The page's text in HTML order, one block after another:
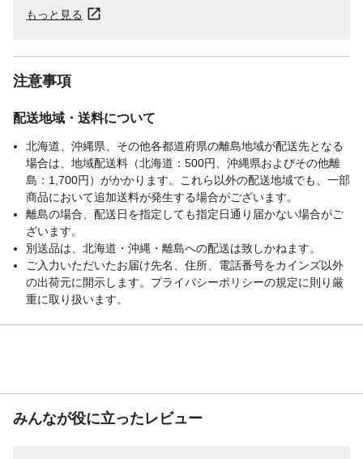
もっと見る
注意事項
配送地域・送料について
北海道、沖縄県、その他各都道府県の離島地域が配送先となる
場合は、地域配送料（北海道：500円、沖縄県およびその他離
島：1,700円）がかかります。これら以外の配送地域でも、一部
商品において追加送料が発生する場合がございます。
離島の場合、配送日を指定しても指定日通り届かない場合がご
ざいます。
別送品は、北海道・沖縄・離島への配送は致しかねます。
ご入力いただいたお届け先名、住所、電話番号をカインズ以外
の出荷元に開示します。プライバシーポリシーの規定に則り厳
重に取り扱います。
みんなが役に立ったレビュー